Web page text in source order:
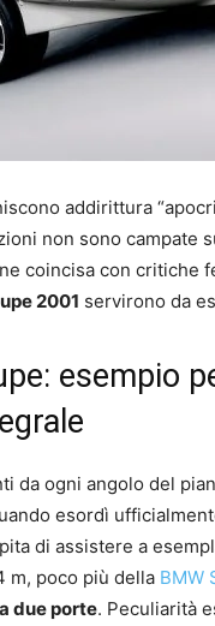
addirittura
non sono campate
coincisa con
2001 servirono da
esempio
da ogni angolo del
esordì
di assistere a
m, poco più della BMW
due porte. Peculiarità